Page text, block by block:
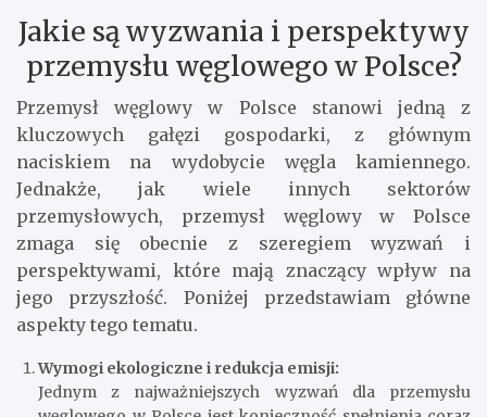
Jakie są wyzwania i perspektywy
przemysłu węglowego w Polsce?
Przemysł węglowy w Polsce stanowi jedną z
kluczowych gałęzi gospodarki, z głównym
naciskiem na wydobycie węgla kamiennego.
Jednakże, jak wiele innych sektorów
przemysłowych, przemysł węglowy w Polsce
zmaga się obecnie z szeregiem wyzwań i
perspektywami, które mają znaczący wpływ na
jego przyszłość. Poniżej przedstawiam główne
aspekty tego tematu.
Wymogi ekologiczne i redukcja emisji:
Jednym z najważniejszych wyzwań dla przemysłu